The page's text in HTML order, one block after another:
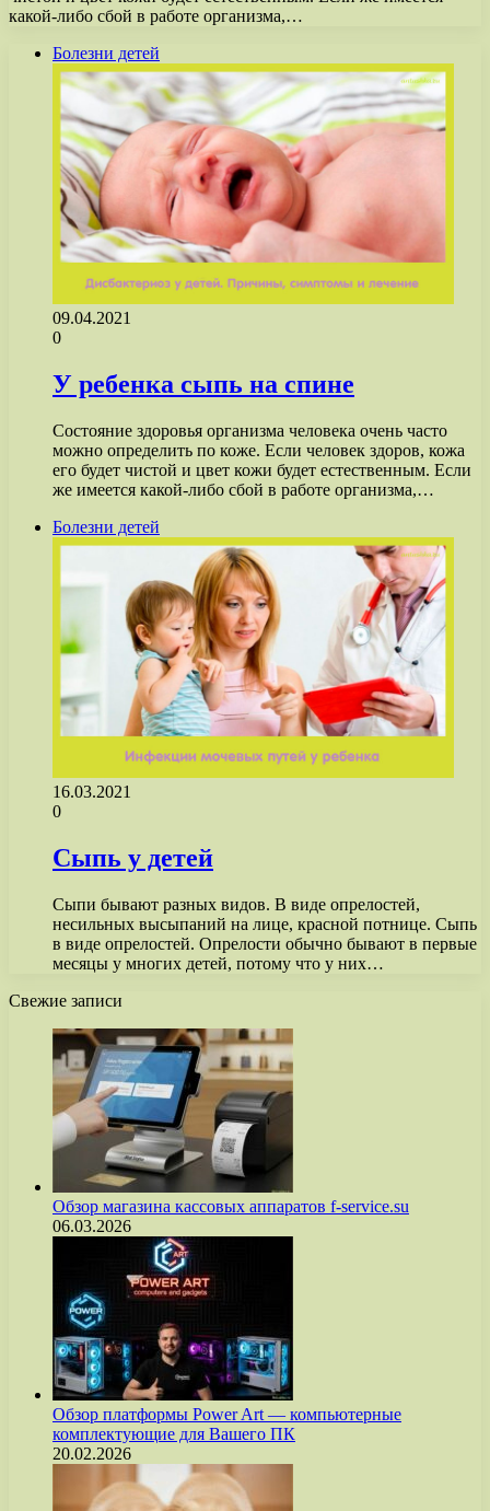
какой-либо сбой в работе организма,…
Болезни детей
09.04.2021
0
У ребенка сыпь на спине
Состояние здоровья организма человека очень часто
можно определить по коже. Если человек здоров, кожа
его будет чистой и цвет кожи будет естественным. Если
же имеется какой-либо сбой в работе организма,…
Болезни детей
16.03.2021
0
Сыпь у детей
Сыпи бывают разных видов. В виде опрелостей,
несильных высыпаний на лице, красной потнице. Сыпь
в виде опрелостей. Опрелости обычно бывают в первые
месяцы у многих детей, потому что у них…
Свежие записи
Обзор магазина кассовых аппаратов f-service.su
06.03.2026
Обзор платформы Power Art — компьютерные
комплектующие для Вашего ПК
20.02.2026